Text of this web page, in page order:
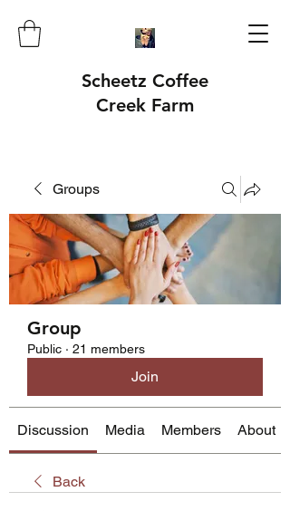
Scheetz Coffee
Creek Farm
Groups
Group
Public · 21 members
Join
Discussion Media Members About
Back